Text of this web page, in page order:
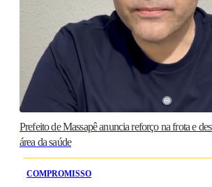
Prefeito de Massapê anuncia reforço na frota e
área da saúde